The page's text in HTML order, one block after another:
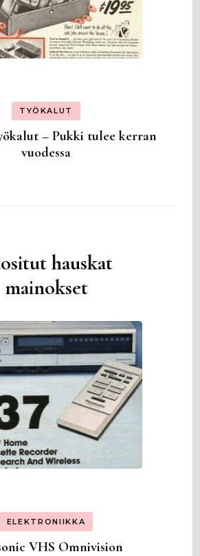
TYÖKALUT
– Pukki tulee kerran
vuodessa
hauskat
mainokset
ELEKTRONIIKKA
VHS Omnivision